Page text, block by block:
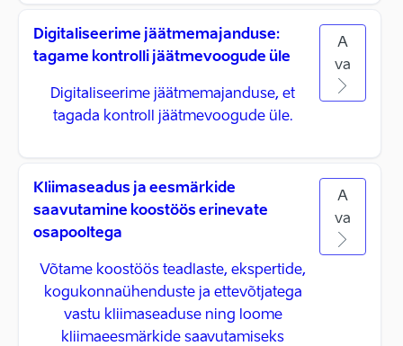
Digitaliseerime jäätmemajanduse:
tagame kontrolli jäätmevoogude üle
Digitaliseerime jäätmemajanduse, et
tagada kontroll jäätmevoogude üle.
A
va
Kliimaseadus ja eesmärkide
saavutamine koostöös erinevate
osapooltega
Võtame koostöös teadlaste, ekspertide,
kogukonnaühenduste ja ettevõtjatega
vastu kliimaseaduse ning loome
kliimaeesmärkide saavutamiseks
A
va